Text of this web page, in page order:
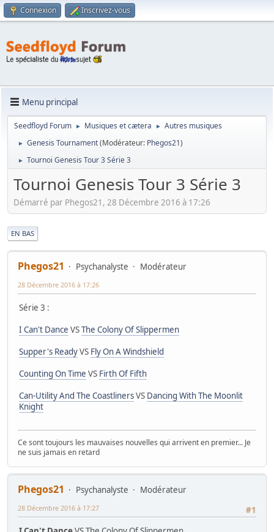
Connexion Inscrivez-vous
Menu principal
Seedfloyd Forum ► Musiques et cætera ► Autres musiques
► Genesis Tournament(Modérateur: Phegos21)
► Tournoi Genesis Tour 3 Série 3
Tournoi Genesis Tour 3 Série 3
Démarré par Phegos21, 28 Décembre 2016 à 17:26
EN BAS
Phegos21 Psychanalyste Modérateur
28 Décembre 2016 à 17:26
Série 3 :
I Can't Dance VSThe Colony Of Slippermen
Supper's ReadyVS Fly On A Windshield
Counting On Time VS Firth Of Fifth
Can-Utility And The CoastlinersVS Dancing With The Moonlit
Knight
Ce sont toujours les mauvaises nouvelles qui arrivent en premier... Je
ne suis jamais en retard
Phegos21 Psychanalyste
Modérateur
#1
28 Décembre 2016 à 17:27